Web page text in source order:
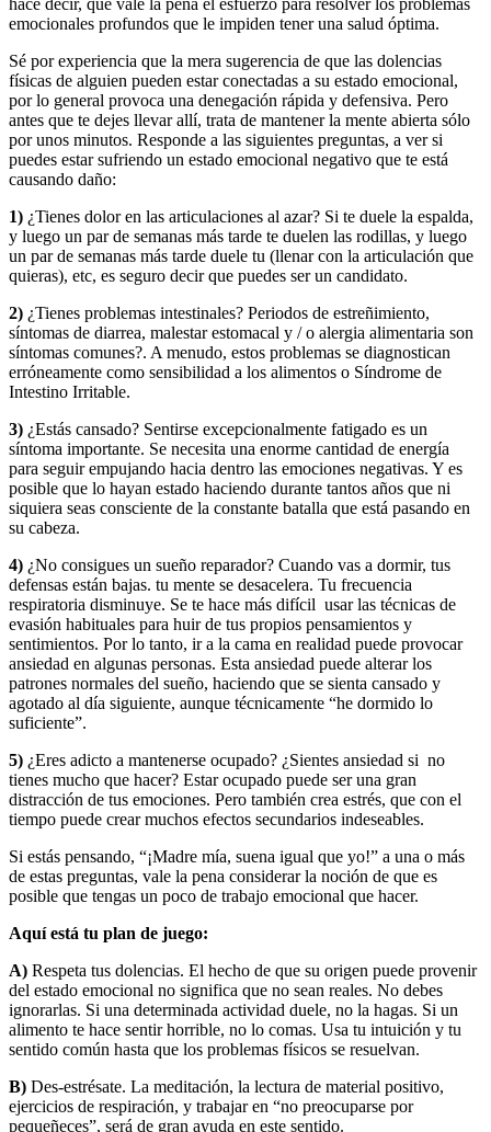
hace decir, que vale la pena el esfuerzo para resolver los problemas
emocionales profundos que le impiden tener una salud óptima.
Sé por experiencia que la mera sugerencia de que las dolencias
físicas de alguien pueden estar conectadas a su estado emocional,
por lo general provoca una denegación rápida y defensiva. Pero
antes que te dejes llevar allí, trata de mantener la mente abierta sólo
por unos minutos. Responde a las siguientes preguntas, a ver si
puedes estar sufriendo un estado emocional negativo que te está
causando daño:
1) ¿Tienes dolor en las articulaciones al azar? Si te duele la espalda,
y luego un par de semanas más tarde te duelen las rodillas, y luego
un par de semanas más tarde duele tu (llenar con la articulación que
quieras), etc, es seguro decir que puedes ser un candidato.
2) ¿Tienes problemas intestinales? Periodos de estreñimiento,
síntomas de diarrea, malestar estomacal y / o alergia alimentaria son
síntomas comunes?. A menudo, estos problemas se diagnostican
erróneamente como sensibilidad a los alimentos o Síndrome de
Intestino Irritable.
3) ¿Estás cansado? Sentirse excepcionalmente fatigado es un
síntoma importante. Se necesita una enorme cantidad de energía
para seguir empujando hacia dentro las emociones negativas. Y es
posible que lo hayan estado haciendo durante tantos años que ni
siquiera seas consciente de la constante batalla que está pasando en
su cabeza.
4) ¿No consigues un sueño reparador? Cuando vas a dormir, tus
defensas están bajas. tu mente se desacelera. Tu frecuencia
respiratoria disminuye. Se te hace más difícil usar las técnicas de
evasión habituales para huir de tus propios pensamientos y
sentimientos. Por lo tanto, ir a la cama en realidad puede provocar
ansiedad en algunas personas. Esta ansiedad puede alterar los
patrones normales del sueño, haciendo que se sienta cansado y
agotado al día siguiente, aunque técnicamente “he dormido lo
suficiente”.
5) ¿Eres adicto a mantenerse ocupado? ¿Sientes ansiedad si no
tienes mucho que hacer? Estar ocupado puede ser una gran
distracción de tus emociones. Pero también crea estrés, que con el
tiempo puede crear muchos efectos secundarios indeseables.
Si estás pensando, “¡Madre mía, suena igual que yo!” a una o más
de estas preguntas, vale la pena considerar la noción de que es
posible que tengas un poco de trabajo emocional que hacer.
Aquí está tu plan de juego:
A) Respeta tus dolencias. El hecho de que su origen puede provenir
del estado emocional no significa que no sean reales. No debes
ignorarlas. Si una determinada actividad duele, no la hagas. Si un
alimento te hace sentir horrible, no lo comas. Usa tu intuición y tu
sentido común hasta que los problemas físicos se resuelvan.
B) Des-estrésate. La meditación, la lectura de material positivo,
ejercicios de respiración, y trabajar en “no preocuparse por
pequeñeces”, será de gran ayuda en este sentido.